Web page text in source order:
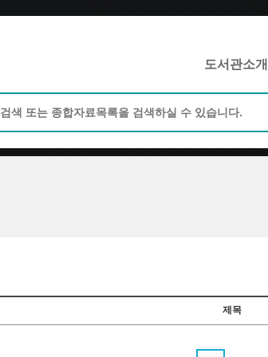
도서관소개
제목